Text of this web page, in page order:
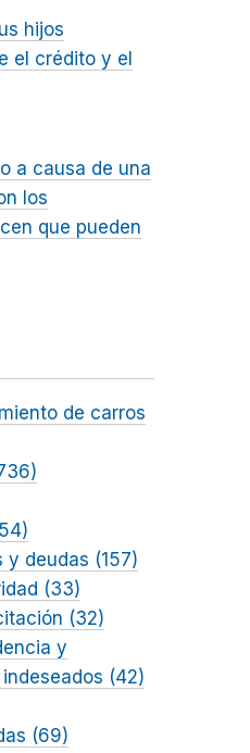
hijos
el crédito y el
a causa de una
los
que pueden
de carros
y deudas (157)
(33)
(32)
y
(42)
(69)